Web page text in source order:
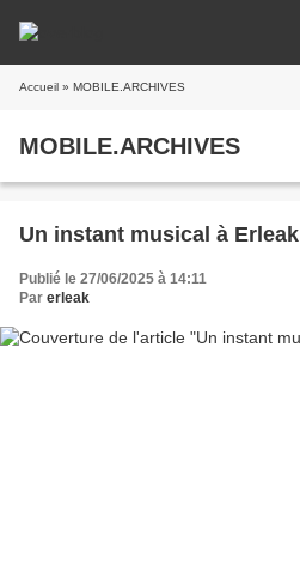
Accueil » MOBILE.ARCHIVES
MOBILE.ARCHIVES
Un instant musical à Erleak
Publié le 27/06/2025 à 14:11
Par erleak